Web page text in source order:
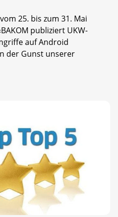
25. bis zum 31. Mai
publiziert UKW-
auf Android
der Gunst unserer